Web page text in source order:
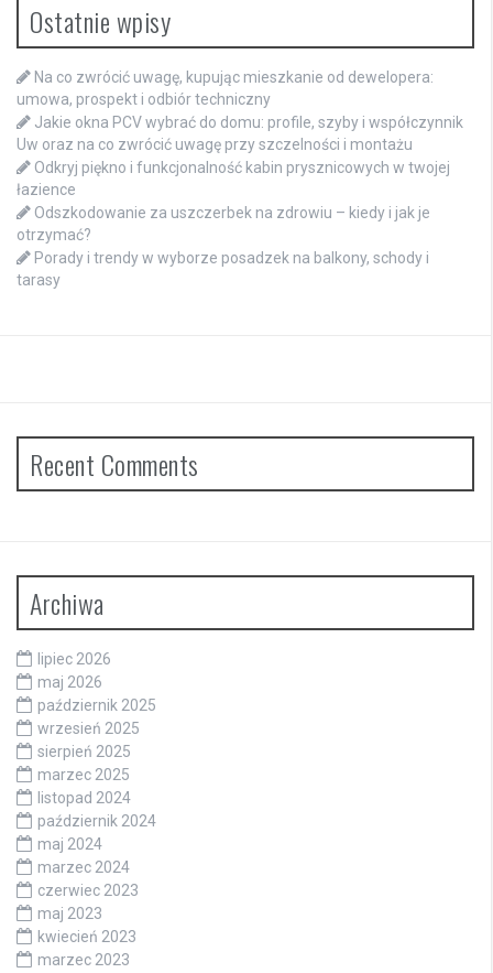
Ostatnie wpisy
Na co zwrócić uwagę, kupując mieszkanie od dewelopera:
umowa, prospekt i odbiór techniczny
Jakie okna PCV wybrać do domu: profile, szyby i współczynnik
Uw oraz na co zwrócić uwagę przy szczelności i montażu
Odkryj piękno i funkcjonalność kabin prysznicowych w twojej
łazience
Odszkodowanie za uszczerbek na zdrowiu – kiedy i jak je
otrzymać?
Porady i trendy w wyborze posadzek na balkony, schody i
tarasy
Recent Comments
Archiwa
lipiec 2026
maj 2026
październik 2025
wrzesień 2025
sierpień 2025
marzec 2025
listopad 2024
październik 2024
maj 2024
marzec 2024
czerwiec 2023
maj 2023
kwiecień 2023
marzec 2023